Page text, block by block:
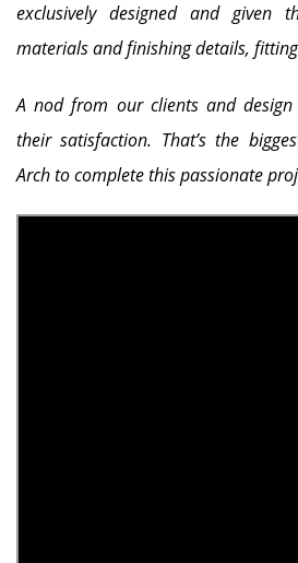
exclusively designed and given
materials and finishing details,
A nod from our clients and
their satisfaction. That’s the
Arch to complete this passionate